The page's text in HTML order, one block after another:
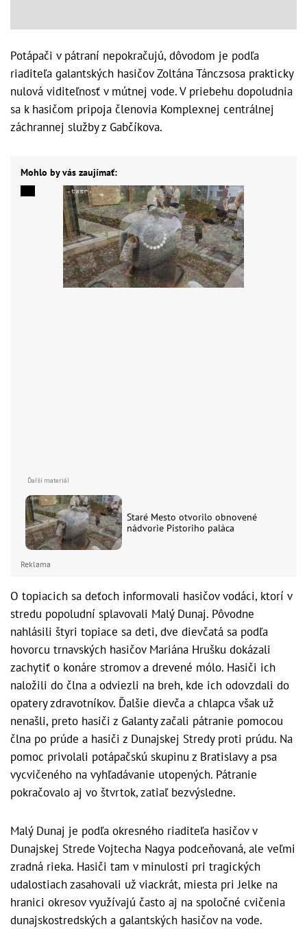
Potápači v pátraní nepokračujú, dôvodom je podľa
riaditeľa galantských hasičov Zoltána Tánczsosa prakticky
nulová viditeľnosť v mútnej vode. V priebehu dopoludnia
sa k hasičom pripoja členovia Komplexnej centrálnej
záchrannej služby z Gabčíkova.
Mohlo by vás zaujímať:
Staré Mesto otvorilo obnovené
nádvorie Pistoriho paláca
Reklama
O topiacich sa deťoch informovali hasičov vodáci, ktorí v
stredu popoludní splavovali Malý Dunaj. Pôvodne
nahlásili štyri topiace sa deti, dve dievčatá sa podľa
hovorcu trnavských hasičov Mariána Hrušku dokázali
zachytiť o konáre stromov a drevené mólo. Hasiči ich
naložili do člna a odviezli na breh, kde ich odovzdali do
opatery zdravotníkov. Ďalšie dievča a chlapca však už
nenašli, preto hasiči z Galanty začali pátranie pomocou
člna po prúde a hasiči z Dunajskej Stredy proti prúdu. Na
pomoc privolali potápačskú skupinu z Bratislavy a psa
vycvičeného na vyhľadávanie utopených. Pátranie
pokračovalo aj vo štvrtok, zatiaľ bezvýsledne.
Malý Dunaj je podľa okresného riaditeľa hasičov v
Dunajskej Strede Vojtecha Nagya podceňovaná, ale veľmi
zradná rieka. Hasiči tam v minulosti pri tragických
udalostiach zasahovali už viackrát, miesta pri Jelke na
hranici okresov využívajú často aj na spoločné cvičenia
dunajskostredských a galantských hasičov na vode.